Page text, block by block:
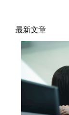
最新文章